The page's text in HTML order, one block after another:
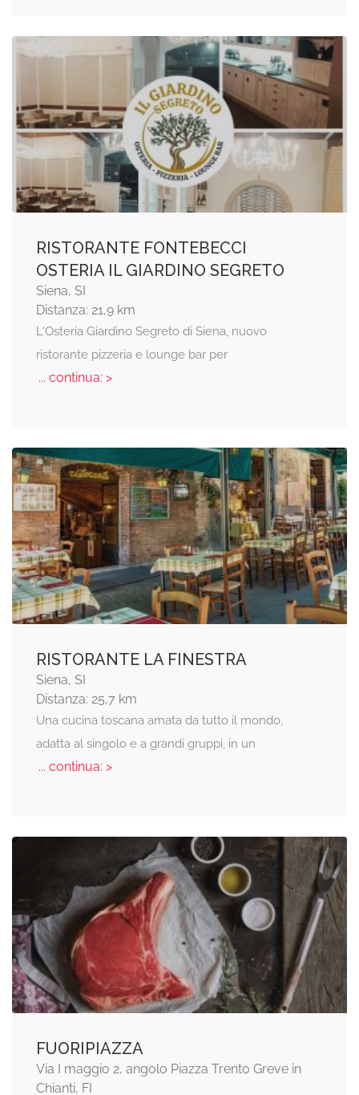
RISTORANTE FONTEBECCI
OSTERIA IL GIARDINO SEGRETO
Siena, SI
Distanza: 21,9 km
L'Osteria Giardino Segreto di Siena, nuovo
ristorante pizzeria e lounge bar per
... continua: >
RISTORANTE LA FINESTRA
Siena, SI
Distanza: 25,7 km
Una cucina toscana amata da tutto il mondo,
adatta al singolo e a grandi gruppi, in un
... continua: >
FUORIPIAZZA
Via I maggio 2, angolo Piazza Trento Greve in
Chianti, FI